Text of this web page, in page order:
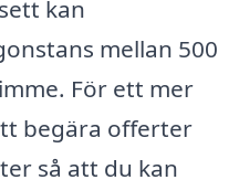
kan
mellan 500
För ett mer
begära offerter
så att du kan